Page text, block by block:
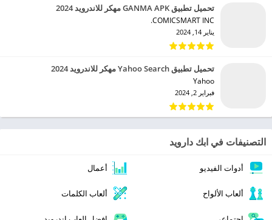
تحميل تطبيق GANMA APK مهكر للاندرويد 2024
COMICSMART INC.‏
يناير 14, 2024
تحميل تطبيق Yahoo Search مهكر للاندرويد 2024
Yahoo‏
فبراير 2, 2024
التصنيفات في ابك دارويد
أدوات الفيديو أعمال
ألعاب الألواح ألعاب الكلمات